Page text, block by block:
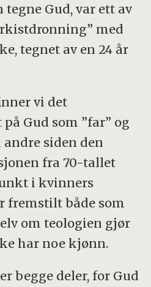
Gud, var ett av
med
tegnet av en 24 år
vi det
Gud som ”far” og
andre siden den
fra 70-tallet
i kvinners
fremstilt både som
om teologien gjør
har noe kjønn.
begge deler, for Gud